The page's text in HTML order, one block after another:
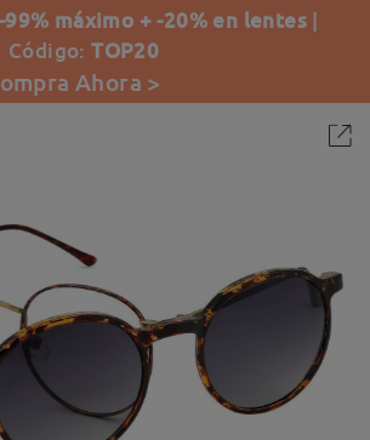
99% máximo + -20% en lentes |
Código:TOP20
Ahora >